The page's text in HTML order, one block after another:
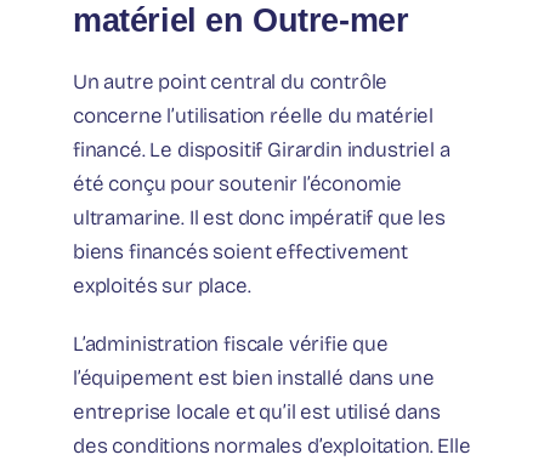
matériel en Outre-mer
Un autre point central du contrôle
concerne l’utilisation réelle du matériel
financé. Le dispositif Girardin industriel a
été conçu pour soutenir l’économie
ultramarine. Il est donc impératif que les
biens financés soient effectivement
exploités sur place.
L’administration fiscale vérifie que
l’équipement est bien installé dans une
entreprise locale et qu’il est utilisé dans
des conditions normales d’exploitation. Elle